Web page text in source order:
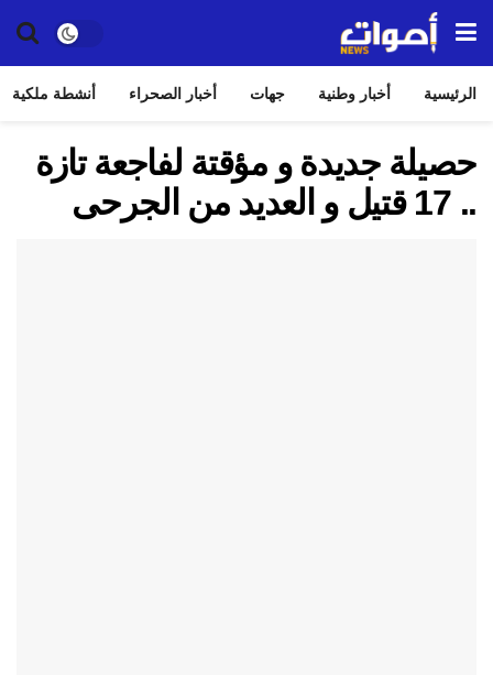
الرئيسية أخبار وطنية جهات أخبار الصحراء أنشطة ملكية
حصيلة جديدة و مؤقتة لفاجعة تازة
.. 17 قتيل و العديد من الجرحى